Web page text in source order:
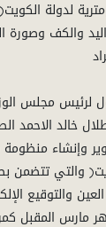
والكف وصورة
لرئيس مجلس
خالد الاحمد
وإنشاء
والتي تتضمن
والتوقيع